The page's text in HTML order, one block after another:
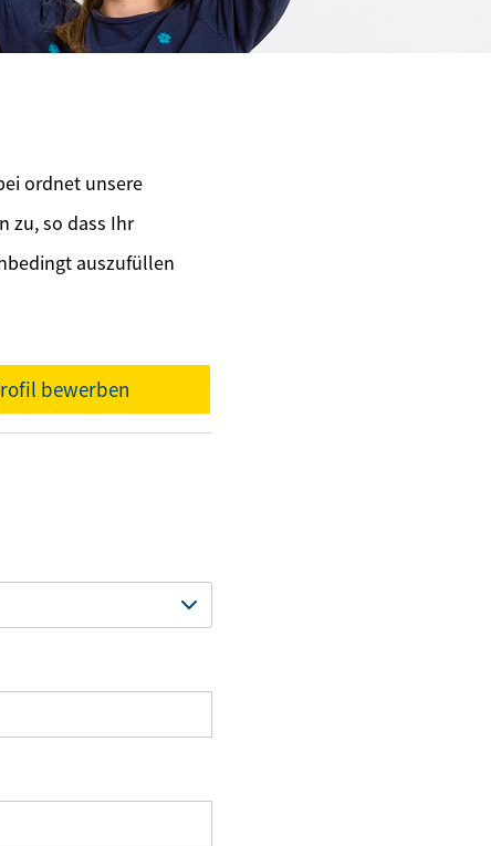
ordnet unsere
zu, so dass Ihr
auszufüllen
bewerben